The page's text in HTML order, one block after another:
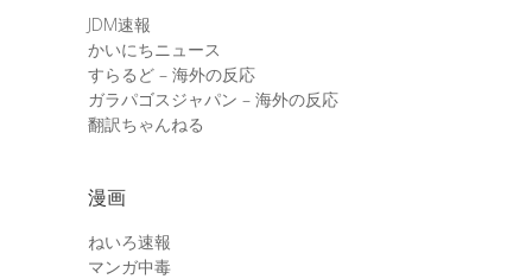
JDM速報
かいにちニュース
すらるど – 海外の反応
ガラパゴスジャパン – 海外の反応
翻訳ちゃんねる
漫画
ねいろ速報
マンガ中毒